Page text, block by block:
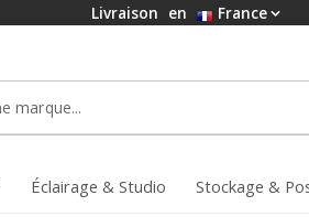
Livraison en France
Éclairage & Studio Stockage &